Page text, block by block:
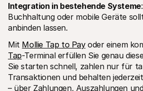
Integration in bestehende Systeme
Buchhaltung oder mobile Geräte
anbinden lassen.
Mit Mollie Tap to Pay
Tap-Terminal erfüllen Sie genau
Sie starten schnell, zahlen nur für
Transaktionen und behalten
– über Zahlungen, Auszahlungen